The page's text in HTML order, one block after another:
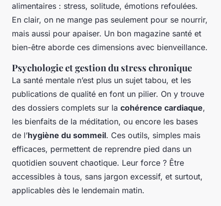
alimentaires : stress, solitude, émotions refoulées.
En clair, on ne mange pas seulement pour se nourrir,
mais aussi pour apaiser. Un bon magazine santé et
bien-être aborde ces dimensions avec bienveillance.
Psychologie et gestion du stress chronique
La santé mentale n’est plus un sujet tabou, et les
publications de qualité en font un pilier. On y trouve
des dossiers complets sur la cohérence cardiaque,
les bienfaits de la méditation, ou encore les bases
de l’hygiène du sommeil. Ces outils, simples mais
efficaces, permettent de reprendre pied dans un
quotidien souvent chaotique. Leur force ? Être
accessibles à tous, sans jargon excessif, et surtout,
applicables dès le lendemain matin.